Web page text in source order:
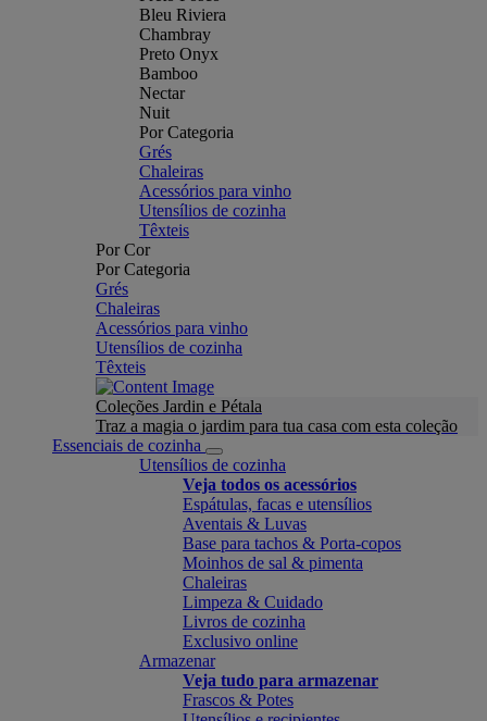
Bleu Riviera
Chambray
Preto Onyx
Bamboo
Nectar
Nuit
Por Categoria
Grés
Chaleiras
Acessórios para vinho
Utensílios de cozinha
Têxteis
Por Cor
Por Categoria
Grés
Chaleiras
Acessórios para vinho
Utensílios de cozinha
Têxteis
Coleções Jardin e Pétala
Traz a magia o jardim para tua casa com esta coleção
Essenciais de cozinha
Utensílios de cozinha
Veja todos os acessórios
Espátulas, facas e utensílios
Aventais & Luvas
Base para tachos & Porta-copos
Moinhos de sal & pimenta
Chaleiras
Limpeza & Cuidado
Livros de cozinha
Exclusivo online
Armazenar
Veja tudo para armazenar
Frascos & Potes